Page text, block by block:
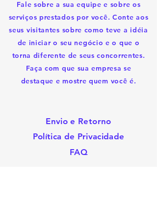
Fale sobre a sua equipe e sobre os
serviços prestados por você. Conte aos
seus visitantes sobre como teve a idéia
de iniciar o seu negócio e o que o
torna diferente de seus concorrentes.
Faça com que sua empresa se
destaque e mostre quem você é.
Envio e Retorno
Política de Privacidade
FAQ